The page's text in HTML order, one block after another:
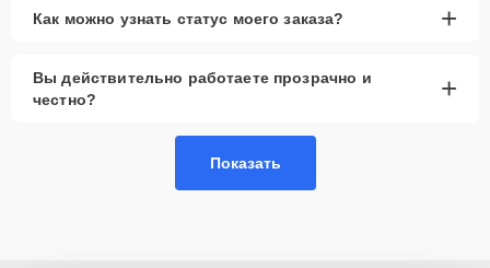
Как можно узнать статус моего заказа? +
Вы действительно работаете прозрачно и
честно?
+
Показать